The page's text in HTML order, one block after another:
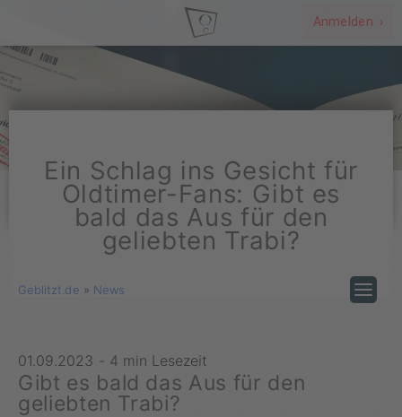
Anmelden ›
Ein Schlag ins Gesicht für
Oldtimer-Fans: Gibt es
bald das Aus für den
geliebten Trabi?
Geblitzt.de » News
01.09.2023 - 4 min Lesezeit
Gibt es bald das Aus für den
geliebten Trabi?